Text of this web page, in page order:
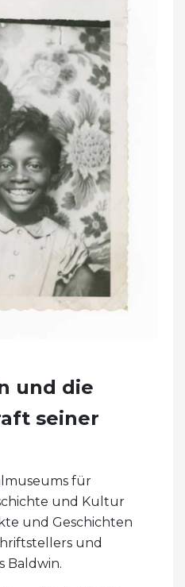
und die
seiner
für
und Kultur
und Geschichten
und
Baldwin.